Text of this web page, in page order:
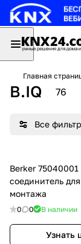
Главная
B.IQ 76
Все
Berker
соединитель
монтажа
0 0 В наличии
Узнать